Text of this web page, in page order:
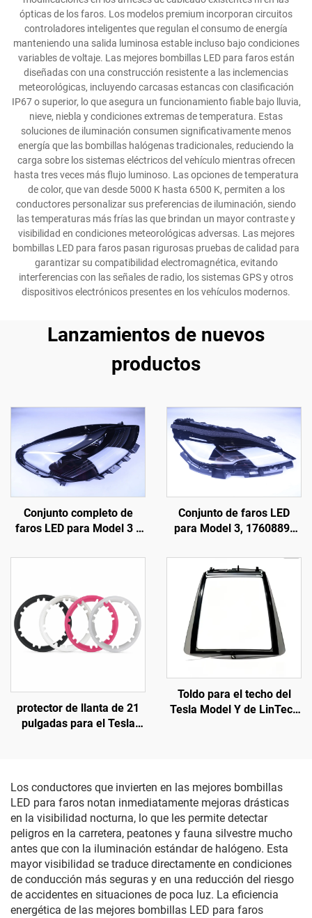
ópticas de los faros. Los modelos premium incorporan circuitos
controladores inteligentes que regulan el consumo de energía
manteniendo una salida luminosa estable incluso bajo condiciones
variables de voltaje. Las mejores bombillas LED para faros están
diseñadas con una construcción resistente a las inclemencias
meteorológicas, incluyendo carcasas estancas con clasificación
IP67 o superior, lo que asegura un funcionamiento fiable bajo lluvia,
nieve, niebla y condiciones extremas de temperatura. Estas
soluciones de iluminación consumen significativamente menos
energía que las bombillas halógenas tradicionales, reduciendo la
carga sobre los sistemas eléctricos del vehículo mientras ofrecen
hasta tres veces más flujo luminoso. Las opciones de temperatura
de color, que van desde 5000 K hasta 6500 K, permiten a los
conductores personalizar sus preferencias de iluminación, siendo
las temperaturas más frías las que brindan un mayor contraste y
visibilidad en condiciones meteorológicas adversas. Las mejores
bombillas LED para faros pasan rigurosas pruebas de calidad para
garantizar su compatibilidad electromagnética, evitando
interferencias con las señales de radio, los sistemas GPS y otros
dispositivos electrónicos presentes en los vehículos modernos.
Lanzamientos de nuevos
productos
Conjunto completo de
faros LED para Model 3 y
fábrica (OE: 1514952-00-
iluminación automotriz,
reemplazo de faros
Conjunto de faros LED
para Model 3, 1760889-
protector de llanta de 21
pulgadas para el Tesla
Toldo para el techo del
Tesla Model Y de LinTech
Los conductores que invierten en las mejores bombillas
LED para faros notan inmediatamente mejoras drásticas
en la visibilidad nocturna, lo que les permite detectar
peligros en la carretera, peatones y fauna silvestre mucho
antes que con la iluminación estándar de halógeno. Esta
mayor visibilidad se traduce directamente en condiciones
de conducción más seguras y en una reducción del riesgo
de accidentes en situaciones de poca luz. La eficiencia
energética de las mejores bombillas LED para faros